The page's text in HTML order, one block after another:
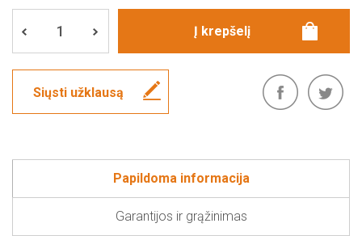
Siųsti užklausą
Papildoma informacija
Garantijos ir grąžinimas